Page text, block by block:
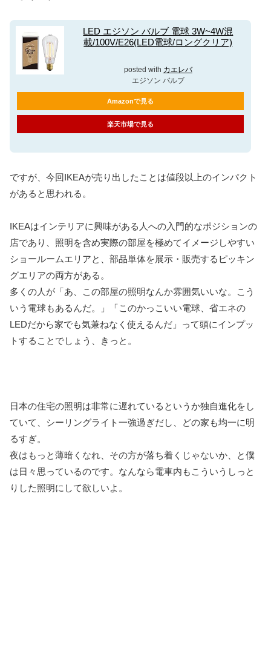
LED エジソン バルブ 電球 3W~4W混
載/100V/E26(LED電球/ロングクリア)
posted with カエレバ
エジソン バルブ
Amazonで見る
楽天市場で見る
ですが、今回IKEAが売り出したことは値段以上のインパクト
があると思われる。
IKEAはインテリアに興味がある人への入門的なポジションの
店であり、照明を含め実際の部屋を極めてイメージしやすい
ショールームエリアと、部品単体を展示・販売するピッキン
グエリアの両方がある。
多くの人が「あ、この部屋の照明なんか雰囲気いいな。こう
いう電球もあるんだ。」「このかっこいい電球、省エネの
LEDだから家でも気兼ねなく使えるんだ」って頭にインプッ
トすることでしょう、きっと。
日本の住宅の照明は非常に遅れているというか独自進化をし
ていて、シーリングライト一強過ぎだし、どの家も均一に明
るすぎ。
夜はもっと薄暗くなれ、その方が落ち着くじゃないか、と僕
は日々思っているのです。なんなら電車内もこういうしっと
りした照明にして欲しいよ。